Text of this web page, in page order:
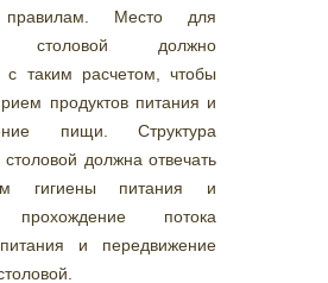
Место для
столовой должно
с таким расчетом, чтобы
продуктов питания и
пищи. Структура
должна отвечать
гигиены питания и
прохождение потока
и передвижение